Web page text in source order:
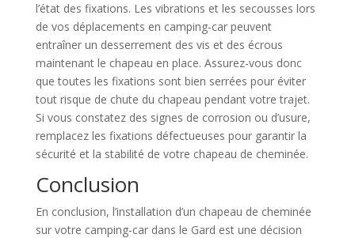
l’état des fixations. Les vibrations et les secousses lors
de vos déplacements en camping-car peuvent
entraîner un desserrement des vis et des écrous
maintenant le chapeau en place. Assurez-vous donc
que toutes les fixations sont bien serrées pour éviter
tout risque de chute du chapeau pendant votre trajet.
Si vous constatez des signes de corrosion ou d’usure,
remplacez les fixations défectueuses pour garantir la
sécurité et la stabilité de votre chapeau de cheminée.
Conclusion
En conclusion, l’installation d’un chapeau de cheminée
sur votre camping-car dans le Gard est une décision